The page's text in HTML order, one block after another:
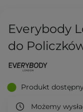
Everybody
do
Produkt dostępny
Możemy